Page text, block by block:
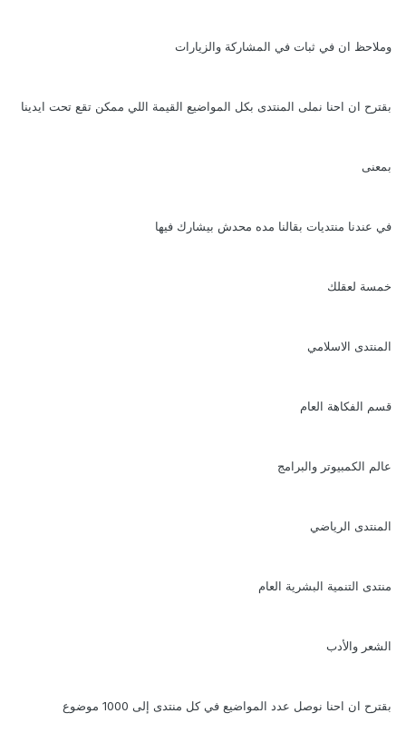
وملاحظ ان في ثبات في المشاركة والزيارات
بقترح ان احنا نملى المنتدى بكل المواضيع القيمة اللي ممكن تقع تحت ايدينا
بمعنى
في عندنا منتديات بقالنا مده محدش بيشارك فيها
خمسة لعقلك
المنتدى الاسلامي
قسم الفكاهة العام
عالم الكمبيوتر والبرامج
المنتدى الرياضي
منتدى التنمية البشرية العام
الشعر والأدب
بقترح ان احنا نوصل عدد المواضيع في كل منتدى إلى 1000 موضوع